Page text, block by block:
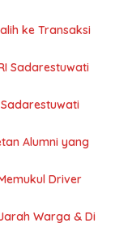
ke Transaksi
Sadarestuwati
Alumni yang
Driver
Warga & Di